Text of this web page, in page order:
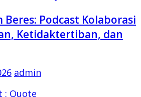
Podcast Kolaborasi
Ketidaktertiban, dan
admin